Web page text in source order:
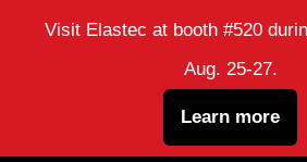
Visit Elastec at booth #520
Aug. 25-27.
Learn more